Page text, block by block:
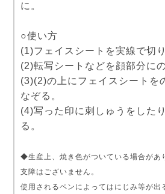
に。
○使い方
(1)フェイスシートを実線で切り
(2)転写シートなどを顔部分にの
(3)(2)の上にフェイスシートを
なぞる。
(4)写った印に刺しゅうをした
る。
◆生産上、焼き色がついている場合があ
支障はございません。
使用されるペンによってはにじみ等が出